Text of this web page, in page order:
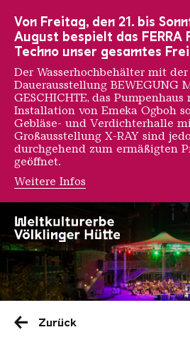
Zurück
Von Freitag, den 21. bis
August bespielt das FERRA
Techno unser gesamtes
Der Wasserhochbehälter mit der
Dauerausstellung BEWEGUNG
GESCHICHTE, das
Installation von Emeka Ogboh
Gebläse- und Verdichterhalle
Großausstellung X-RAY sind
durchgehend zum ermäßigten
geöffnet.
Weitere Infos